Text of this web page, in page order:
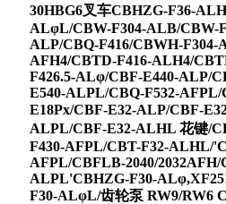
30HBG6叉车CBHZG-F36-
ALφL/CBW-F304-ALB/CBW-
ALP/CBQ-F416/CBWH-F304-
AFH4/CBTD-F416-ALH4/
F426.5-ALφ/CBF-E440-ALP/
E540-ALPL/CBQ-F532-AFPL/
E18Px/CBF-E32-ALP/CBF-
ALPL/CBF-E32-ALHL 花键/
F430-AFPL/CBT-F32-ALHL/
AFPL/CBFLB-2040/2032AFH/
ALPL'CBHZG-F30-
F30-ALφL/齿轮泵 RW9/RW6